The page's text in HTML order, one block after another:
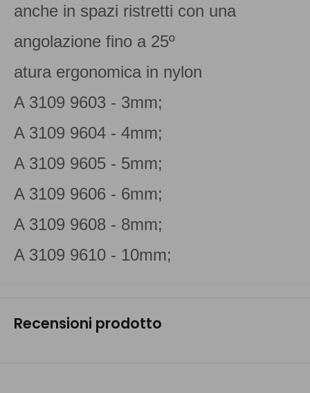
anche in spazi ristretti con una
angolazione fino a 25º
atura ergonomica in nylon
A 3109 9603 - 3mm;
A 3109 9604 - 4mm;
A 3109 9605 - 5mm;
A 3109 9606 - 6mm;
A 3109 9608 - 8mm;
A 3109 9610 - 10mm;
Recensioni prodotto